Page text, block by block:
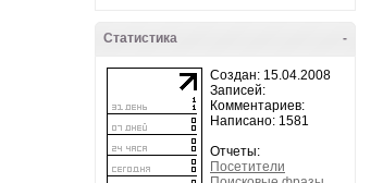
-
Статистика
Создан: 15.04.2008
Записей:
Комментариев:
Написано: 1581
Отчеты:
Посетители